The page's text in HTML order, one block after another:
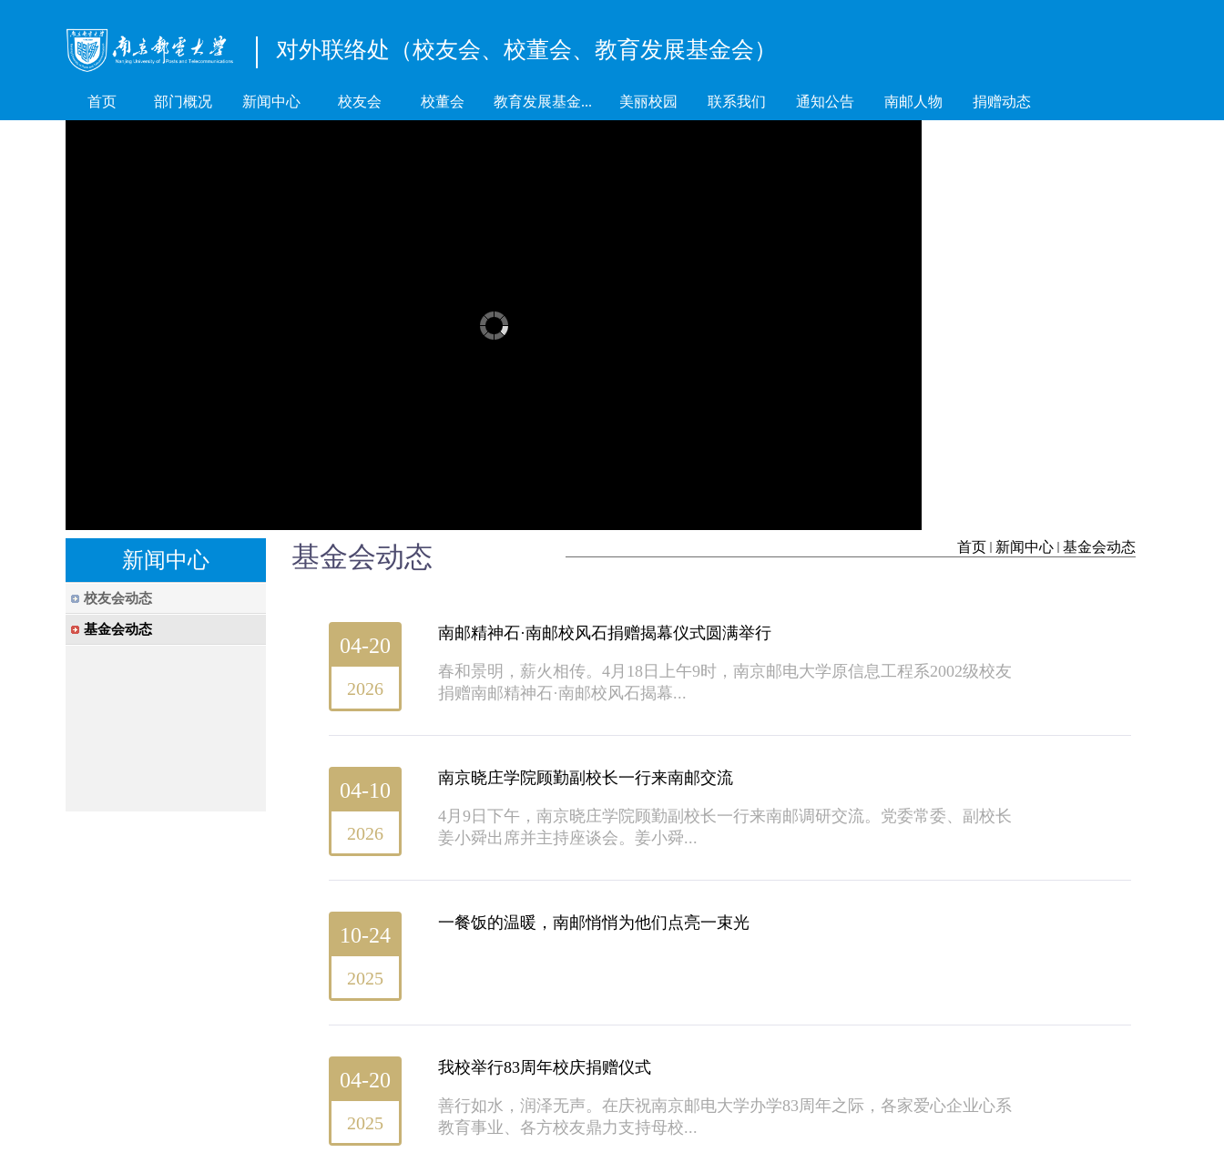
对外联络处（校友会、校董会、教育发展基金会）
首页 部门概况 新闻中心 校友会 校董会 教育发展基金... 美丽校园 联系我们 通知公告 南邮人物 捐赠动态
新闻中心
校友会动态
基金会动态
基金会动态 首页 新闻中心 基金会动态
04-20
2026
南邮精神石·南邮校风石捐赠揭幕仪式圆满举行
春和景明，薪火相传。4月18日上午9时，南京邮电大学原信息工程系2002级校友
捐赠南邮精神石·南邮校风石揭幕...
04-10
2026
南京晓庄学院顾勤副校长一行来南邮交流
4月9日下午，南京晓庄学院顾勤副校长一行来南邮调研交流。党委常委、副校长
姜小舜出席并主持座谈会。姜小舜...
10-24
2025
一餐饭的温暖，南邮悄悄为他们点亮一束光
04-20
2025
我校举行83周年校庆捐赠仪式
善行如水，润泽无声。在庆祝南京邮电大学办学83周年之际，各家爱心企业心系
教育事业、各方校友鼎力支持母校...